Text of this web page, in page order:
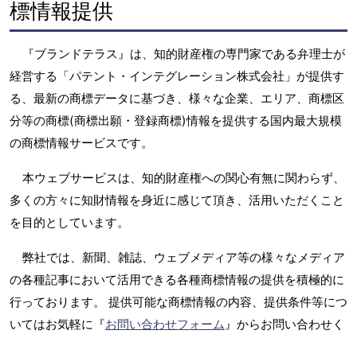
標情報提供
『ブランドテラス』は、知的財産権の専門家である弁理士が
経営する「パテント・インテグレーション株式会社」が提供す
る、最新の商標データに基づき、様々な企業、エリア、商標区
分等の商標(商標出願・登録商標)情報を提供する国内最大規模
の商標情報サービスです。
本ウェブサービスは、知的財産権への関心有無に関わらず、
多くの方々に知財情報を身近に感じて頂き、活用いただくこと
を目的としています。
弊社では、新聞、雑誌、ウェブメディア等の様々なメディア
の各種記事において活用できる各種商標情報の提供を積極的に
行っております。 提供可能な商標情報の内容、提供条件等につ
いてはお気軽に『お問い合わせフォーム』からお問い合わせく